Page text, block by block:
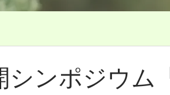
シンポジウム